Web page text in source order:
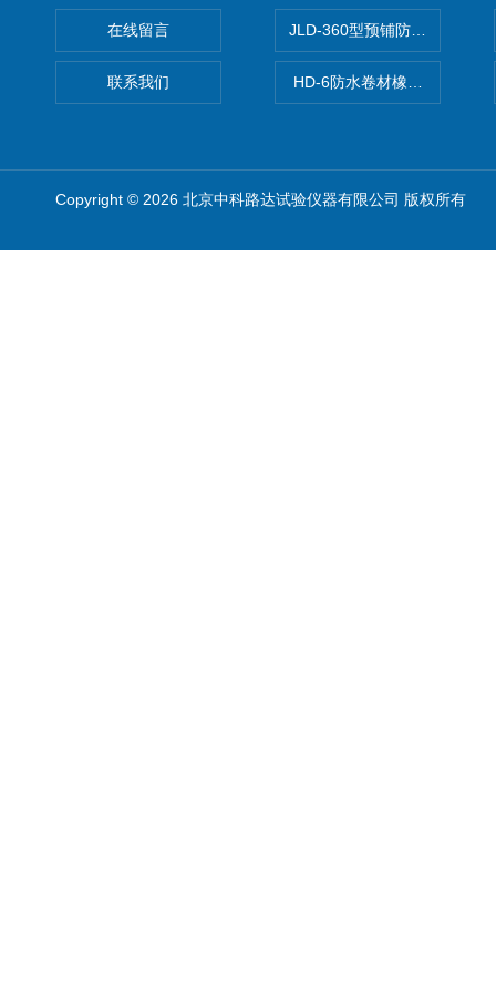
在线留言
联系我们
JLD-360型预铺防水卷材抗冲
HD-6防水卷材橡胶测厚仪
Copyright © 2026 北京中科路达试验仪器有限公司 版权所有